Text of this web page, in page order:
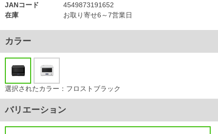
JANコード
4549873191652
在庫
お取り寄せ6～7営業日
カラー
選択されたカラー：フロストブラック
バリエーション